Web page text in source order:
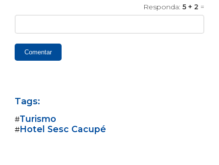
Responda: 5 + 2 =
Comentar
Tags:
#Turismo
#Hotel Sesc Cacupé